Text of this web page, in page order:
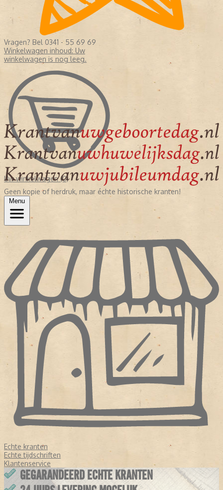
Vragen? Bel 0341 - 55 69 69
Winkelwagen inhoud: Uw
winkelwagen is nog leeg.
Uw winkelwagen (0)
Geen kopie of herdruk, maar échte historische kranten!
Menu
Echte kranten
Echte tijdschriften
Klantenservice
GEGARANDEERD ECHTE KRANTEN